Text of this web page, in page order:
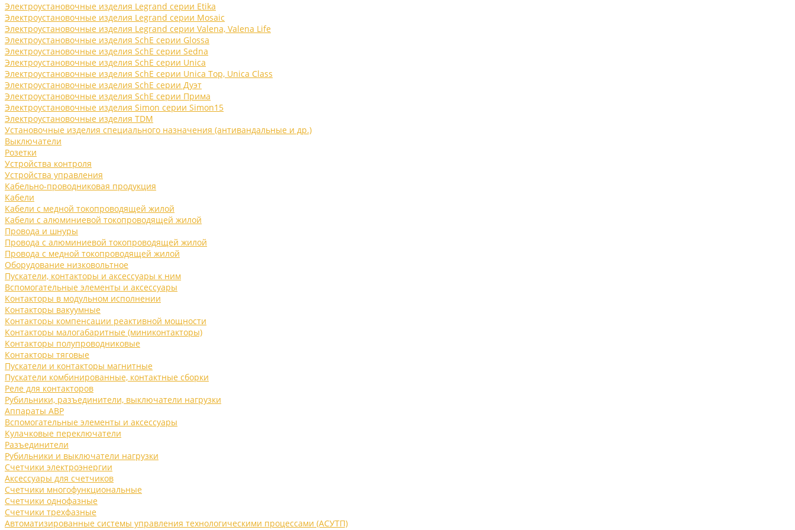
Электроустановочные изделия Legrand серии Etika
Электроустановочные изделия Legrand серии Mosaic
Электроустановочные изделия Legrand серии Valena, Valena Life
Электроустановочные изделия SchE серии Glossa
Электроустановочные изделия SchE серии Sedna
Электроустановочные изделия SchE серии Unica
Электроустановочные изделия SchE серии Unica Top, Unica Class
Электроустановочные изделия SchE серии Дуэт
Электроустановочные изделия SchE серии Прима
Электроустановочные изделия Simon серии Simon15
Электроустановочные изделия TDM
Установочные изделия специального назначения (антивандальные и др.)
Выключатели
Розетки
Устройства контроля
Устройства управления
Кабельно-проводниковая продукция
Кабели
Кабели с медной токопроводящей жилой
Кабели с алюминиевой токопроводящей жилой
Провода и шнуры
Провода с алюминиевой токопроводящей жилой
Провода с медной токопроводящей жилой
Оборудование низковольтное
Пускатели, контакторы и аксессуары к ним
Вспомогательные элементы и аксессуары
Контакторы в модульном исполнении
Контакторы вакуумные
Контакторы компенсации реактивной мощности
Контакторы малогабаритные (миниконтакторы)
Контакторы полупроводниковые
Контакторы тяговые
Пускатели и контакторы магнитные
Пускатели комбинированные, контактные сборки
Реле для контакторов
Рубильники, разъединители, выключатели нагрузки
Аппараты АВР
Вспомогательные элементы и аксессуары
Кулачковые переключатели
Разъединители
Рубильники и выключатели нагрузки
Счетчики электроэнергии
Аксессуары для счетчиков
Счетчики многофункциональные
Счетчики однофазные
Счетчики трехфазные
Автоматизированные системы управления технологическими процессами (АСУТП)